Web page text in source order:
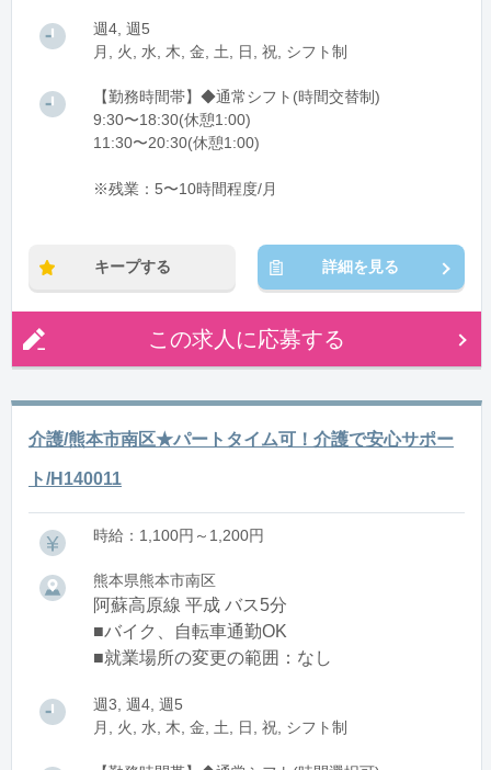
週4, 週5
月, 火, 水, 木, 金, 土, 日, 祝, シフト制
【勤務時間帯】◆通常シフト(時間交替制)
9:30〜18:30(休憩1:00)
11:30〜20:30(休憩1:00)
※残業：5〜10時間程度/月
キープする 詳細を見る
この求人に応募する
介護/熊本市南区★パートタイム可！介護で安心サポー
ト/H140011
時給：1,100円～1,200円
熊本県熊本市南区
阿蘇高原線 平成 バス5分
■バイク、自転車通勤OK
■就業場所の変更の範囲：なし
週3, 週4, 週5
月, 火, 水, 木, 金, 土, 日, 祝, シフト制